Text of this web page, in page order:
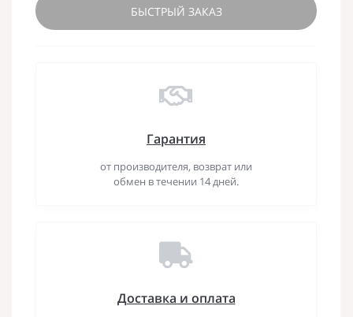
БЫСТРЫЙ ЗАКАЗ
Гарантия
от производителя, возврат или
обмен в течении 14 дней.
Доставка и оплата